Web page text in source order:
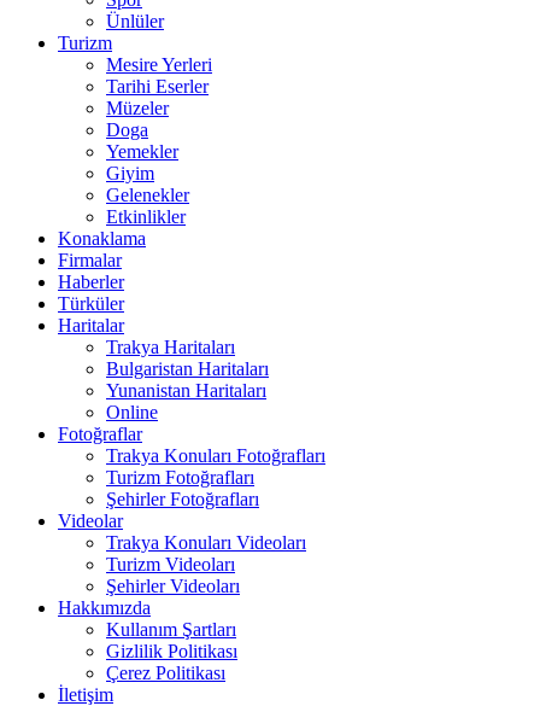
Ünlüler
Turizm
Mesire Yerleri
Tarihi Eserler
Müzeler
Doga
Yemekler
Giyim
Gelenekler
Etkinlikler
Konaklama
Firmalar
Haberler
Türküler
Haritalar
Trakya Haritaları
Bulgaristan Haritaları
Yunanistan Haritaları
Online
Fotoğraflar
Trakya Konuları Fotoğrafları
Turizm Fotoğrafları
Şehirler Fotoğrafları
Videolar
Trakya Konuları Videoları
Turizm Videoları
Şehirler Videoları
Hakkımızda
Kullanım Şartları
Gizlilik Politikası
Çerez Politikası
İletişim